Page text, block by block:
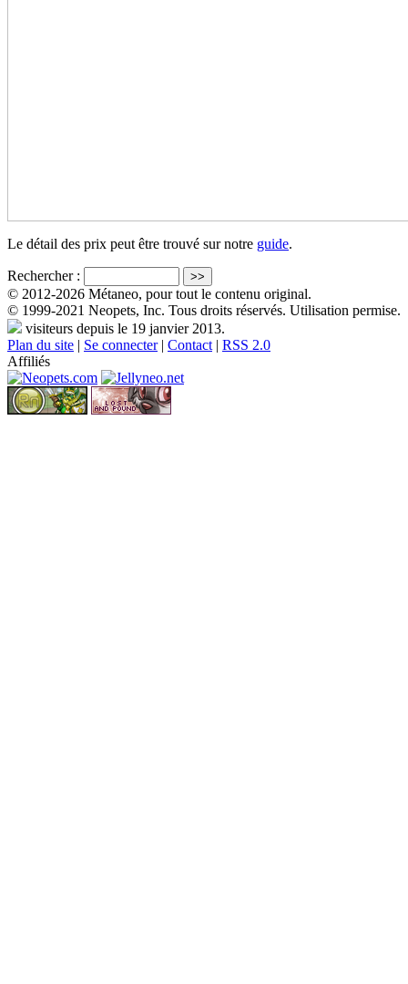
Le détail des prix peut être trouvé sur notre guide.
Rechercher :
© 2012-2026 Métaneo, pour tout le contenu original.
© 1999-2021 Neopets, Inc. Tous droits réservés. Utilisation permise.
visiteurs depuis le 19 janvier 2013.
Plan du site | Se connecter| Contact | RSS 2.0
Affiliés